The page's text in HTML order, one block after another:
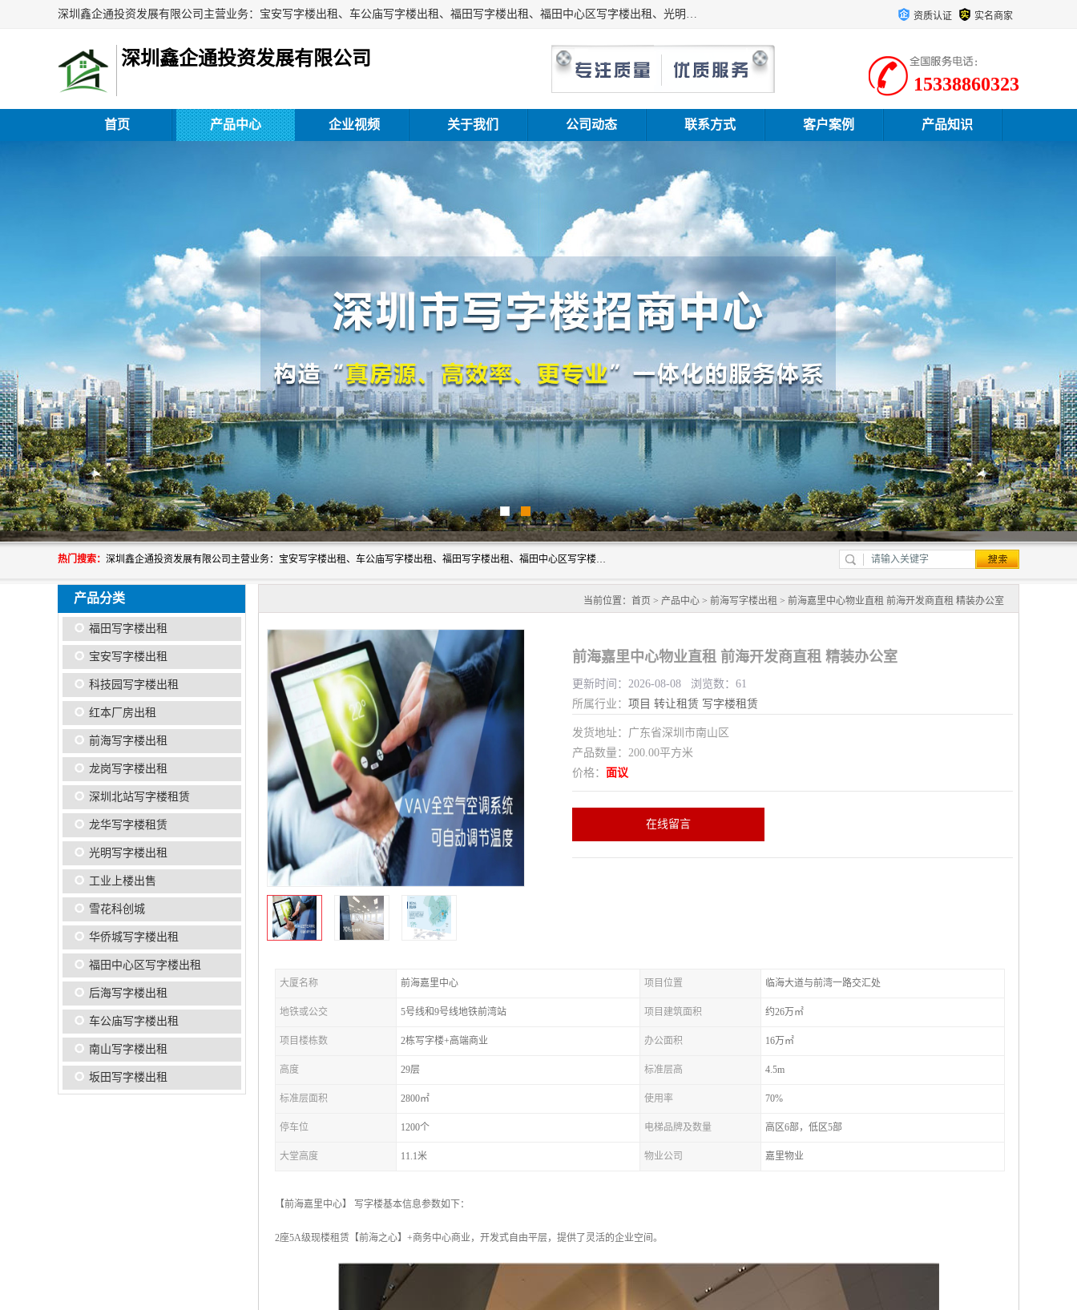
深圳鑫企通投资发展有限公司主营业务：宝安写字楼出租、车公庙写字楼出租、福田写字楼出租、福田中心区写字楼出租、光明写字楼出租、后海写字楼出租、科技园写字楼出租、南山写字楼出租等。公司专注为写字楼提供整体解决方案的化服务，依托于长期的写字楼线下运营经验和积累，以及丰富的互联网从业经验，拥有完善的服务架构体系、丰富的行业经验、与充分的销售资源。 资质认证 实名商家
深圳鑫企通投资发展有限公司
15338860323
首页 产品中心 企业视频 关于我们 公司动态 联系方式 客户案例 产品知识
热门搜索： 深圳鑫企通投资发展有限公司主营业务：宝安写字楼出租、车公庙写字楼出租、福田写字楼出租、福田中心区写字楼出租、光明写字楼出租、后海写字楼出租、科技园写字楼出租、南山写字楼出租等。公司专注为写字楼提供整体解决方案的化服务，依托于长期的写字楼线下运营经验和积累，以及丰富的互联网从业经验，拥有完善的服务架构体系、丰富的行业经验、与充分的销售资源。
产品分类
福田写字楼出租
宝安写字楼出租
科技园写字楼出租
红本厂房出租
前海写字楼出租
龙岗写字楼出租
深圳北站写字楼租赁
龙华写字楼租赁
光明写字楼出租
工业上楼出售
雪花科创城
华侨城写字楼出租
福田中心区写字楼出租
后海写字楼出租
车公庙写字楼出租
南山写字楼出租
坂田写字楼出租
当前位置： 首页 > 产品中心 > 前海写字楼出租 > 前海嘉里中心物业直租 前海开发商直租 精装办公室
前海嘉里中心物业直租 前海开发商直租 精装办公室
更新时间：2026-08-08 浏览数：61
所属行业： 项目 转让租赁 写字楼租赁
发货地址：广东省深圳市南山区
产品数量：200.00平方米
价格： 面议
在线留言
大厦名称 前海嘉里中心 项目位置 临海大道与前湾一路交汇处
地铁或公交 5号线和9号线地铁前湾站 项目建筑面积 约26万㎡
项目楼栋数 2栋写字楼+高端商业 办公面积 16万㎡
高度 29层 标准层高 4.5m
标准层面积 2800㎡ 使用率 70%
停车位 1200个 电梯品牌及数量 高区6部，低区5部
大堂高度 11.1米 物业公司 嘉里物业
【前海嘉里中心】 写字楼基本信息参数如下：
2座5A级现楼租赁【前海之心】+商务中心商业，开发式自由平层，提供了灵活的企业空间。